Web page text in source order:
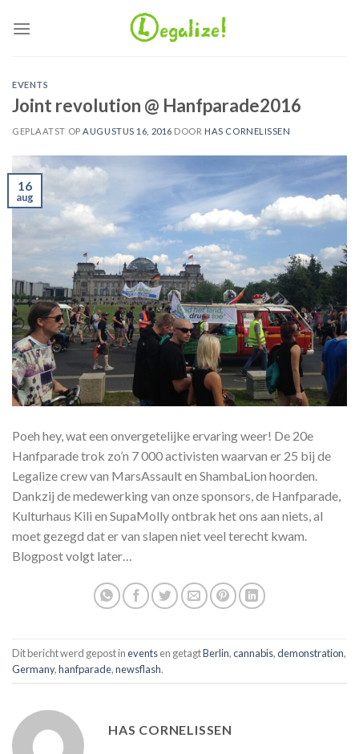
naar
EVENTS
Joint revolution @ Hanfparade2016
GEPLAATST OPAUGUSTUS 16, 2016 DOOR HAS CORNELISSEN
16
aug
Poeh hey, wat een onvergetelijke ervaring weer! De 20e
Hanfparade trok zo’n 7 000 activisten waarvan er 25 bij de
Legalize crew van MarsAssault en ShambaLion hoorden.
Dankzij de medewerking van onze sponsors, de Hanfparade,
Kulturhaus Kili en SupaMolly ontbrak het ons aan niets, al
moet gezegd dat er van slapen niet veel terecht kwam.
Blogpost volgt later…
Dit bericht werd gepost ineventsen getagtBerlin,cannabis,demonstration,
Germany,hanfparade,newsflash.
HAS CORNELISSEN